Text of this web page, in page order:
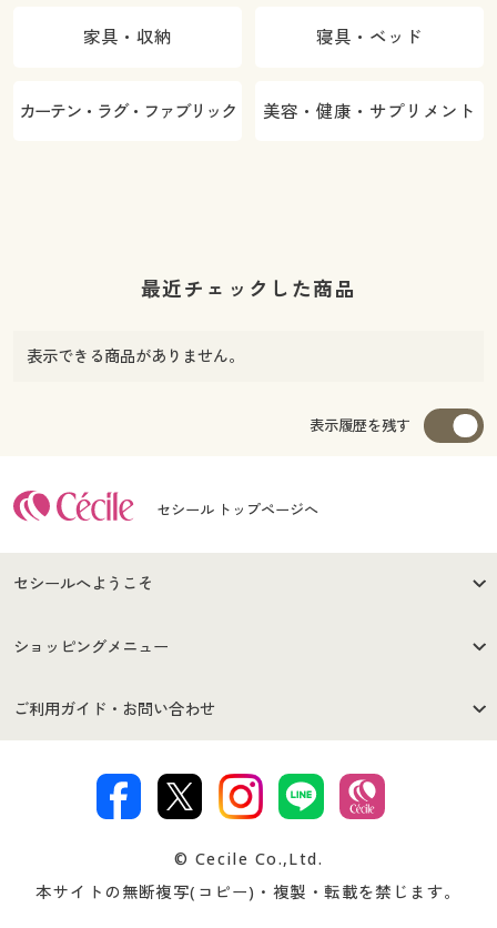
家具・収納 寝具・ベッド
カーテン・ラグ・ファブリック 美容・健康・サプリメント
最近チェックした商品
表示できる商品がありません。
表示履歴を残す
セシール トップページへ
セシールへようこそ
はじめての方へ
セシールご利用規約
著作権・商標について 会社案内
ショッピングメニュー
商品カテゴリ
プレゼント＆キャンペーン サイトマップ
ご利用ガイド・お問い合わせ
交換・返品は お支払は
ついて
忘れの場合
© Cecile Co.,Ltd.
本サイトの無断複写(コピー)・複製・転載を禁じます。